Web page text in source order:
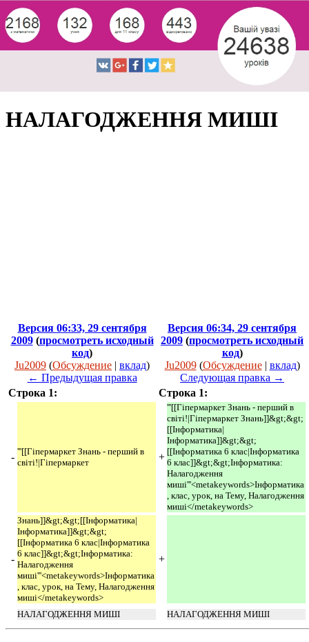
НАЛАГОДЖЕННЯ МИШІ
Версия 06:33, 29 сентября
2009(просмотреть исходный
код)
Ju2009 (Обсуждение | вклад)
← Предыдущая правка
Версия 06:34, 29 сентября
2009 (просмотреть исходный
код)
Ju2009 (Обсуждение| вклад)
Следующая правка →
Строка 1:
Строка 1:
- '''[[Гіпермаркет Знань - перший в
світі!|Гіпермаркет
+
'''[[Гіпермаркет Знань - перший в
світі!|Гіпермаркет Знань]]&gt;&gt;
[[Інформатика|
Інформатика]]&gt;&gt;
[[Інформатика 6 клас|Інформатика
6 клас]]&gt;&gt;Інформатика:
Налагодження
миші'''<metakeywords>Інформатика
, клас, урок, на Тему, Налагодження
миші</metakeywords>
-
Знань]]&gt;&gt;[[Інформатика|
Інформатика]]&gt;&gt;
[[Інформатика 6 клас|Інформатика
6 клас]]&gt;&gt;Інформатика:
Налагодження
миші'''<metakeywords>Інформатика
, клас, урок, на Тему, Налагодження
миші</metakeywords>
+
НАЛАГОДЖЕННЯ МИШІ НАЛАГОДЖЕННЯ МИШІ